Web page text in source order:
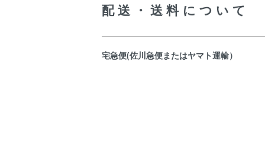
配送・送料について
宅急便(佐川急便またはヤマト運輸）